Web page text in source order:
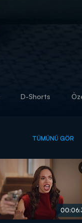
D-Shorts
TÜMÜNÜ GÖR